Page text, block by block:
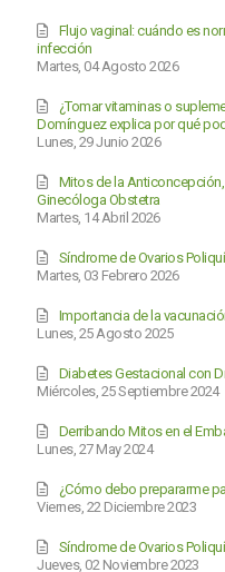
Martes, 04 Agosto 2026
Flujo vaginal: cuándo es
infección
Lunes, 29 Junio 2026
¿Tomar vitaminas o
Domínguez explica por qué
Martes, 14 Abril 2026
Mitos de la
Ginecóloga Obstetra
Martes, 03 Febrero 2026
Síndrome de Ovarios
Lunes, 25 Agosto 2025
Importancia de la
Miércoles, 25 Septiembre 2024
Diabetes Gestacional con
Lunes, 27 May 2024
Derribando Mitos en el
Viernes, 22 Diciembre 2023
¿Cómo debo prepararme
Jueves, 02 Noviembre 2023
Síndrome de Ovarios